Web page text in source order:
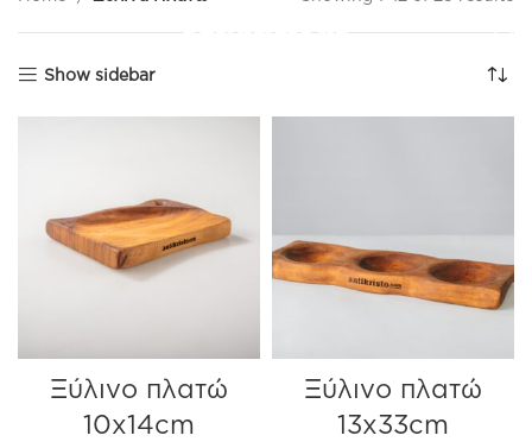
Show sidebar
Ξύλινο πλατώ
10x14cm
Ξύλινο πλατώ
13x33cm